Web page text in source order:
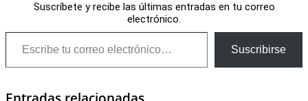
Suscríbete y recibe las últimas entradas en tu correo
electrónico.
Escribe tu correo electrónico…
Suscribirse